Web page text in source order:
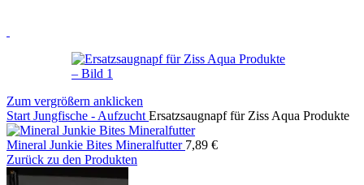
Zum vergrößern anklicken
Start Jungfische - Aufzucht Ersatzsaugnapf für Ziss Aqua Produkte
Mineral Junkie Bites Mineralfutter 7,89 €
Zurück zu den Produkten